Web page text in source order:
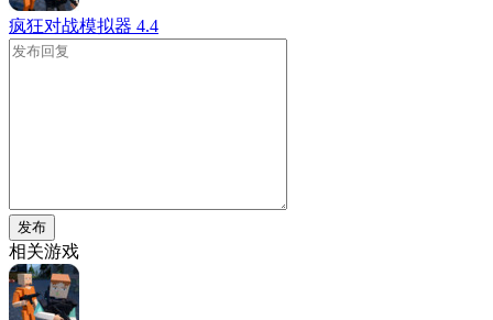
疯狂对战模拟器 4.4
发布
相关游戏